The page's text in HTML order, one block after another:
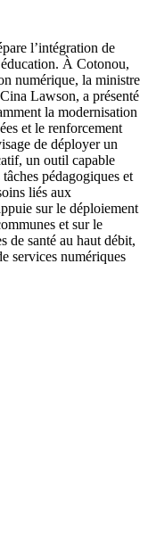
l’intégration de
À Cotonou,
numérique, la ministre
Lawson, a présenté
la modernisation
et le renforcement
de déployer un
un outil capable
tâches pédagogiques et
liés aux
sur le déploiement
et sur le
de santé au haut débit,
services numériques